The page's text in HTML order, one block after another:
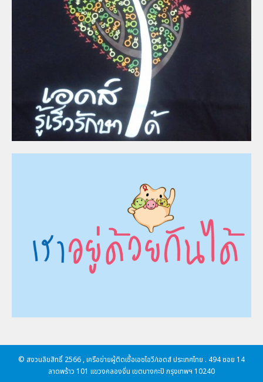
© สงวนลิขสิทธิ์ 2566 , เครือข่ายผู้ติดเชื้อเอชไอวี/เอดส์ ประเทศไทย . 494 ซอย 14
ลาดพร้าว 101 แขวงคลองจั่น เขตบางกะปิ กรุงเทพฯ 10240